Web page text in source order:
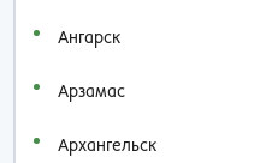
Ангарск
Арзамас
Архангельск